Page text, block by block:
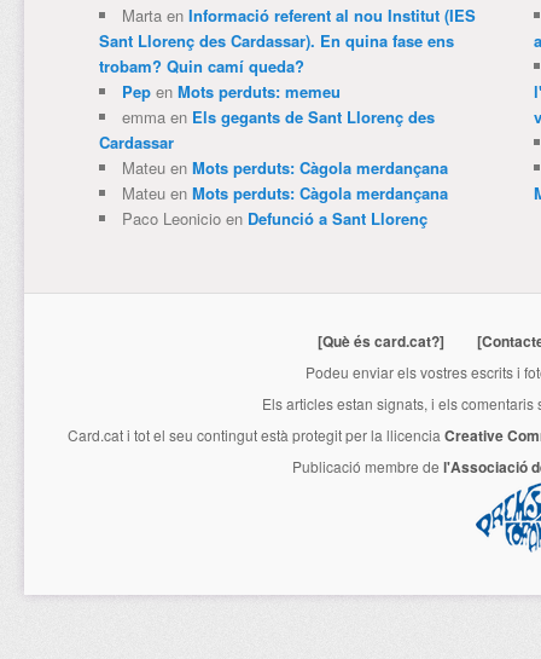
Martaen Informació referent al nou Institut (IES
Sant Llorenç des Cardassar). En quina fase ens
trobam? Quin camí queda?
Pepen Mots perduts: memeu
emmaen Els gegants de Sant Llorenç des
Cardassar
Mateuen Mots perduts: Càgola merdançana
Mateuen Mots perduts: Càgola merdançana
Paco Leonicioen Defunció a Sant Llorenç
[Què és card.cat?]
Podeu enviar els vostres escrits i
Els articles estan signats, i els
Card.cati tot el seu contingut està protegit per la llicencia Creative
Publicació membre de l'Associació